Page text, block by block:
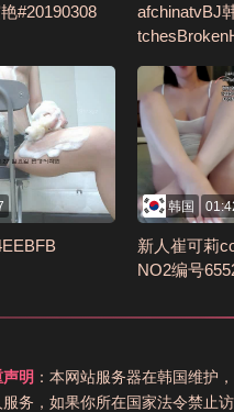
#20190308
afchinatvBJ
韩国
新人崔可莉
NO2编号
明 ：本网站服务器在韩国维护
服务，如果你所在国家法令禁止